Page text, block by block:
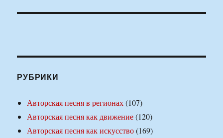
РУБРИКИ
Авторская песня в регионах(107)
Авторская песня как движение(120)
Авторская песня как искусство(169)